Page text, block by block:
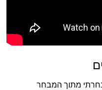
מתוך המבחר